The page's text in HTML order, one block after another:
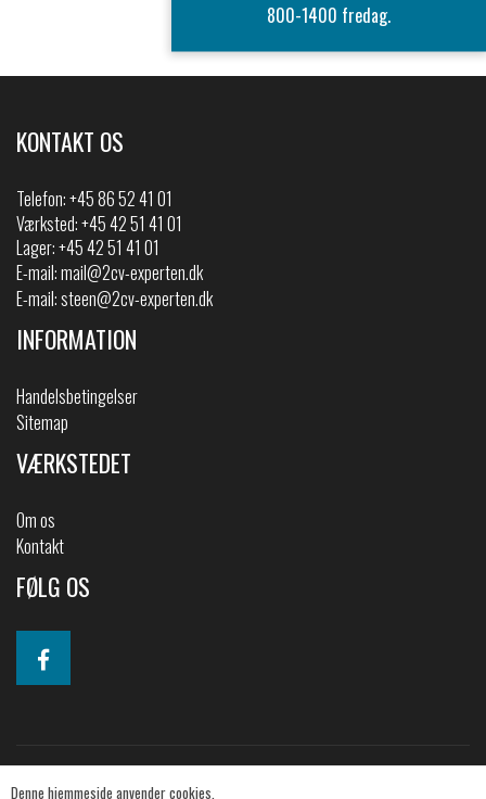
Denne hjemmeside anvender cookies.
800-1400 fredag.
KONTAKT OS
Telefon:+45 86 52 41 01
Værksted: +45 42 51 41 01
Lager: +45 42 51 41 01
E-mail:mail@2cv-experten.dk
E-mail:steen@2cv-experten.dk
INFORMATION
Handelsbetingelser
Sitemap
VÆRKSTEDET
Om os
Kontakt
FØLG OS